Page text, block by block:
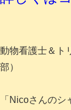
動物看護士＆ト
部）
「Nicoさんの